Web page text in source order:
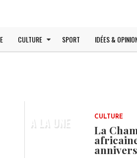
CULTURE SPORT IDÉES &
A LA UNE CULTURE
La